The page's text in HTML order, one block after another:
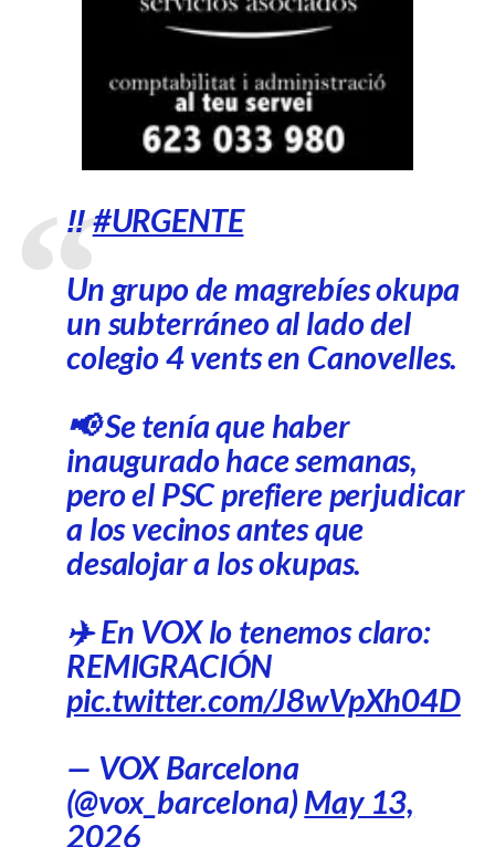
‼️#URGENTE
Un grupo de magrebíes okupa
un subterráneo al lado del
colegio 4 vents en Canovelles.
📢 Se tenía que haber
inaugurado hace semanas,
pero el PSC prefiere perjudicar
a los vecinos antes que
desalojar a los okupas.
✈️ En VOX lo tenemos claro:
REMIGRACIÓN
pic.twitter.com/J8wVpXh04D
— VOX Barcelona
(@vox_barcelona)May 13,
2026